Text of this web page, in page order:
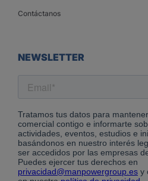
Contáctanos
NEWSLETTER